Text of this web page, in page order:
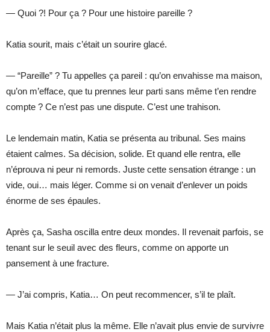
— Quoi ?! Pour ça ? Pour une histoire pareille ?
Katia sourit, mais c’était un sourire glacé.
— “Pareille” ? Tu appelles ça pareil : qu’on envahisse ma maison,
qu’on m’efface, que tu prennes leur parti sans même t’en rendre
compte ? Ce n’est pas une dispute. C’est une trahison.
Le lendemain matin, Katia se présenta au tribunal. Ses mains
étaient calmes. Sa décision, solide. Et quand elle rentra, elle
n’éprouva ni peur ni remords. Juste cette sensation étrange : un
vide, oui… mais léger. Comme si on venait d’enlever un poids
énorme de ses épaules.
Après ça, Sasha oscilla entre deux mondes. Il revenait parfois, se
tenant sur le seuil avec des fleurs, comme on apporte un
pansement à une fracture.
— J’ai compris, Katia… On peut recommencer, s’il te plaît.
Mais Katia n’était plus la même. Elle n’avait plus envie de survivre